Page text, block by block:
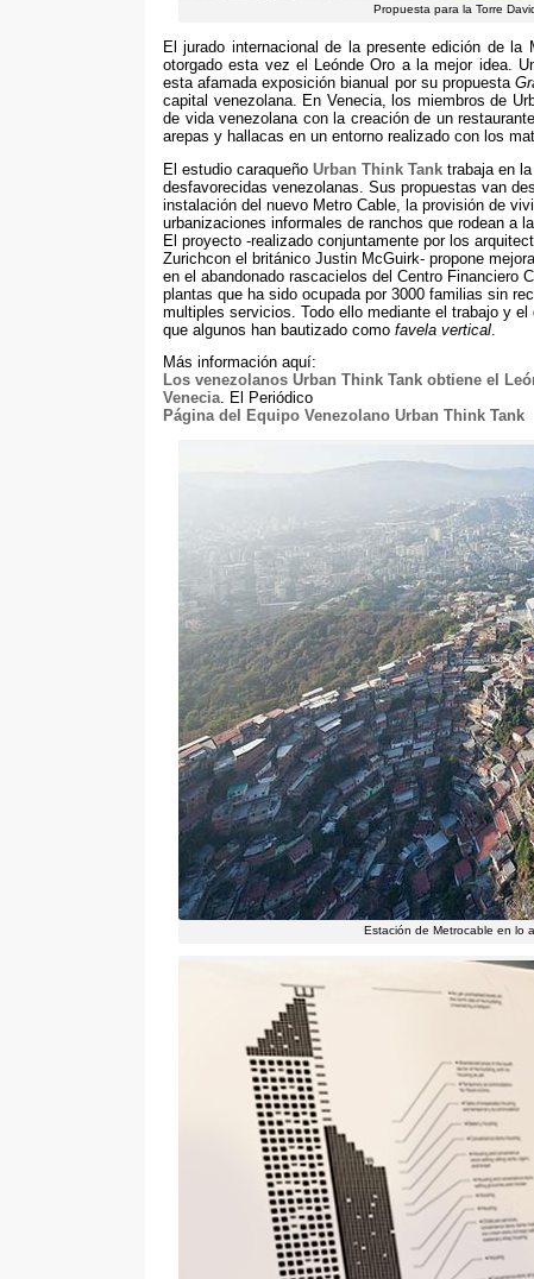
Propuesta para la Torre
El jurado internacional de la presente edición de la
otorgado esta vez el Leónde Oro a la mejor idea.
esta afamada exposición bianual por su propuesta
capital venezolana. En Venecia,
los miembros de
de vida venezolana con la creación de un
arepas y hallacas en un entorno realizado con los
El estudio caraqueño Urban Think Tank trabaja en
desfavorecidas venezolanas Sus propuestas van
instalación del nuevo Metro Cable la provisión de
urbanizaciones informales de ranchos que rodean a
El proyecto -realizado conjuntamente por los
Zurichcon el británico Justin McGuirk- propone
en el abandonado rascacielos del Centro Financiero
plantas que ha sido ocupada por3000 familias sin
multiples servicios Todo ello mediante el trabajo y
que algunos han bautizado como favela vertical
Más información aquí:
Los venezolanos Urban Think Tank obtiene el
Venecia. El Periódico
Página del Equipo Venezolano Urban Think Tank
Estación de Metrocable en lo